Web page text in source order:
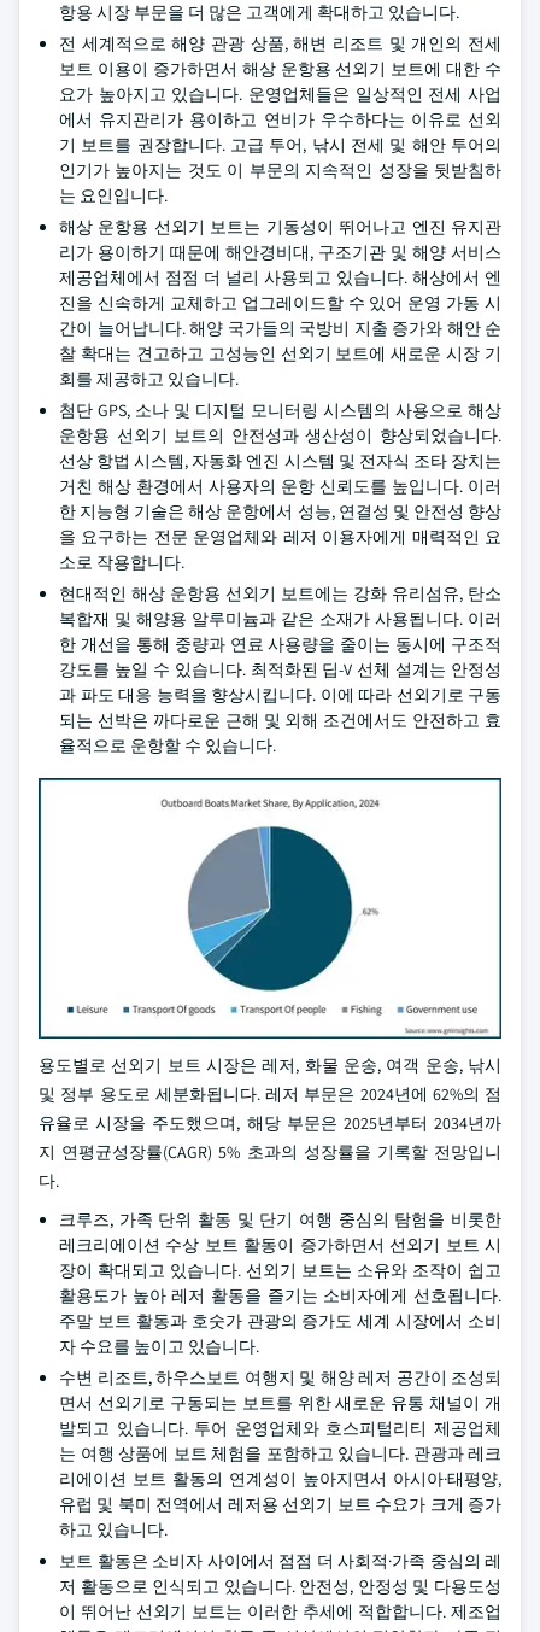
항용 시장 부문을 더 많은 고객에게 확대하고 있습니다.
전 세계적으로 해양 관광 상품, 해변 리조트 및 개인의 전세
보트 이용이 증가하면서 해상 운항용 선외기 보트에 대한 수
요가 높아지고 있습니다. 운영업체들은 일상적인 전세 사업
에서 유지관리가 용이하고 연비가 우수하다는 이유로 선외
기 보트를 권장합니다. 고급 투어, 낚시 전세 및 해안 투어의
인기가 높아지는 것도 이 부문의 지속적인 성장을 뒷받침하
는 요인입니다.
해상 운항용 선외기 보트는 기동성이 뛰어나고 엔진 유지관
리가 용이하기 때문에 해안경비대, 구조기관 및 해양 서비스
제공업체에서 점점 더 널리 사용되고 있습니다. 해상에서 엔
진을 신속하게 교체하고 업그레이드할 수 있어 운영 가동 시
간이 늘어납니다. 해양 국가들의 국방비 지출 증가와 해안 순
찰 확대는 견고하고 고성능인 선외기 보트에 새로운 시장 기
회를 제공하고 있습니다.
첨단 GPS, 소나 및 디지털 모니터링 시스템의 사용으로 해상
운항용 선외기 보트의 안전성과 생산성이 향상되었습니다.
선상 항법 시스템, 자동화 엔진 시스템 및 전자식 조타 장치는
거친 해상 환경에서 사용자의 운항 신뢰도를 높입니다. 이러
한 지능형 기술은 해상 운항에서 성능, 연결성 및 안전성 향상
을 요구하는 전문 운영업체와 레저 이용자에게 매력적인 요
소로 작용합니다.
현대적인 해상 운항용 선외기 보트에는 강화 유리섬유, 탄소
복합재 및 해양용 알루미늄과 같은 소재가 사용됩니다. 이러
한 개선을 통해 중량과 연료 사용량을 줄이는 동시에 구조적
강도를 높일 수 있습니다. 최적화된 딥-V 선체 설계는 안정성
과 파도 대응 능력을 향상시킵니다. 이에 따라 선외기로 구동
되는 선박은 까다로운 근해 및 외해 조건에서도 안전하고 효
율적으로 운항할 수 있습니다.
용도별로 선외기 보트 시장은 레저, 화물 운송, 여객 운송, 낚시
및 정부 용도로 세분화됩니다. 레저 부문은 2024년에 62%의 점
유율로 시장을 주도했으며, 해당 부문은 2025년부터 2034년까
지 연평균성장률(CAGR) 5% 초과의 성장률을 기록할 전망입니
다.
크루즈, 가족 단위 활동 및 단기 여행 중심의 탐험을 비롯한
레크리에이션 수상 보트 활동이 증가하면서 선외기 보트 시
장이 확대되고 있습니다. 선외기 보트는 소유와 조작이 쉽고
활용도가 높아 레저 활동을 즐기는 소비자에게 선호됩니다.
주말 보트 활동과 호숫가 관광의 증가도 세계 시장에서 소비
자 수요를 높이고 있습니다.
수변 리조트, 하우스보트 여행지 및 해양 레저 공간이 조성되
면서 선외기로 구동되는 보트를 위한 새로운 유통 채널이 개
발되고 있습니다. 투어 운영업체와 호스피털리티 제공업체
는 여행 상품에 보트 체험을 포함하고 있습니다. 관광과 레크
리에이션 보트 활동의 연계성이 높아지면서 아시아·태평양,
유럽 및 북미 전역에서 레저용 선외기 보트 수요가 크게 증가
하고 있습니다.
보트 활동은 소비자 사이에서 점점 더 사회적·가족 중심의 레
저 활동으로 인식되고 있습니다. 안전성, 안정성 및 다용도성
이 뛰어난 선외기 보트는 이러한 추세에 적합합니다. 제조업